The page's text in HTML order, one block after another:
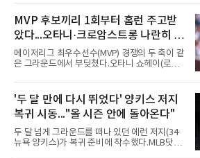
리를 맞혔다. 토레스와 시애틀 포수 칼 롤리가 말
을 주고받자 AJ 힌치 디
론은 루키리그 2경기를 거쳐 트리플A 버펄로 바
이슨스로 승격한 뒤 연일 뜨거운 타격감을 보이
고 있다.수치가 압도적이다. 트리플A 15경기에
서 타율 0.407(54타수 22안타), 2홈런, 10타점,
8도루를 기록 중이며 OPS는 1.151에 이른다.
15경기 중 14경기에서 안타를 만들었고 최근 7
경기 연속 안타도 이어갔다.6일(한국시간) 노퍽
을 놓았고, 버펄로는 이 회에만 5점을 뽑아 7-6
역전승을 거뒀다.한국에서의 성적도
MVP 후보끼리 1회부터 홈런 주고받
았다...오타니·크로암스트롱 나란히 홈
런 맞불
메이저리그 최우수선수(MVP) 경쟁의 두 축이 같
은 그라운드에서 부딪쳤다.오타니 쇼헤이(로스
컵스)은 6일(한국시간) 미국 시카고 리글리필드
에서 나란히 홈런 두 방씩을 주고받았다.첫 회부
터 불이 붙었다. 1회초 선두타자 오타니가 컵스
선발 이마나가 쇼타를 상대로 우월 솔로 홈런을
뽑자, 1회말 크로암스트롱이 다저스 선발 에릭
라워를 상대로 중월 솔로 홈런으로 응수했다. 최
근 50년간 리글리필드에서 1회 양 팀 선두타자
'두 달 만에 다시 뛰었다' 양키스 저지
복귀 시동..."올 시즌 안에 돌아온다"
두 달 넘게 그라운드를 떠나 있던 에런 저지(34·
뉴욕 양키스)가 복귀 준비에 착수했다.MLB닷컴